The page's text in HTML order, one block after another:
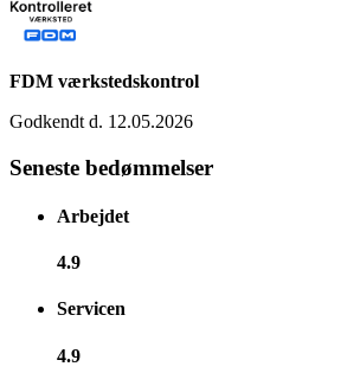
FDM værkstedskontrol
Godkendt d. 12.05.2026
Seneste bedømmelser
Arbejdet
4.9
Servicen
4.9